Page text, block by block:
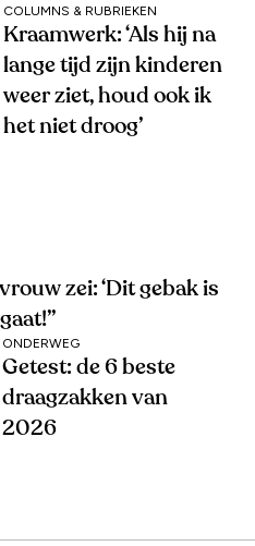
COLUMNS & RUBRIEKEN
Kraamwerk: ‘Als hij na
lange tijd zijn kinderen
weer ziet, houd ook ik
het niet droog’
zei: ‘Dit gebak is
ONDERWEG
Getest: de 6 beste
draagzakken van
2026